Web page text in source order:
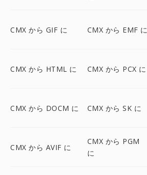
CMX から GIF に CMX から EMF に
CMX から HTML に CMX から PCX に
CMX から DOCM に CMX から SK に
CMX から AVIF に
CMX から PGM
に